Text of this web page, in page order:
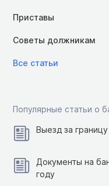
Приставы
Советы должникам
Все статьи
Популярные статьи о
Выезд за
Документы на
году